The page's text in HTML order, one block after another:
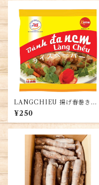
LANGCHIEU 揚げ春巻き用
ライスペーパー（水塗らな
い）・Bánh Đa Nem Làng C
hiều
¥250